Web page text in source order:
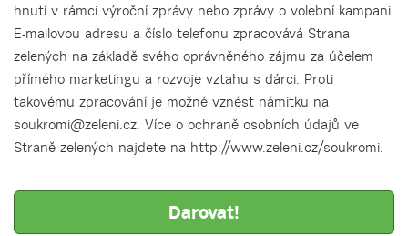
hnutí v rámci výroční zprávy nebo zprávy o volební kampani.
E-mailovou adresu a číslo telefonu zpracovává Strana
zelených na základě svého oprávněného zájmu za účelem
přímého marketingu a rozvoje vztahu s dárci. Proti
takovému zpracování je možné vznést námitku na
soukromi@zeleni.cz. Více o ochraně osobních údajů ve
Straně zelených najdete na http://www.zeleni.cz/soukromi.
Darovat!